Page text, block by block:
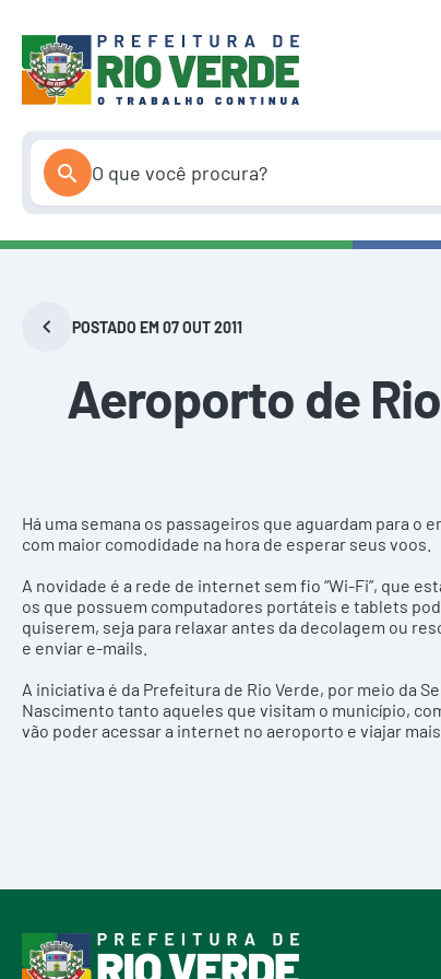
para
conteúdo
POSTADO EM 07 OUT 2011
Aeroporto de
Há uma semana os passageiros que aguardam para o
com maior comodidade na hora de esperar seus voos.
A novidade é a rede de internet sem fio “Wi-Fi”, que
os que possuem computadores portáteis e tablets
quiserem, seja para relaxar antes da decolagem ou
e enviar e-mails.
A iniciativa é da Prefeitura de Rio Verde, por meio da
Nascimento tanto aqueles que visitam o município,
vão poder acessar a internet no aeroporto e viajar